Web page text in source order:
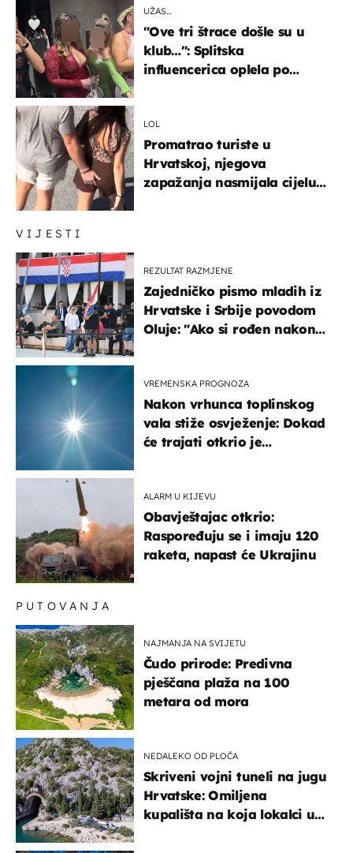
VIJESTI
REZULTAT RAZMJENE
Zajedničko pismo mladih iz
Hrvatske i Srbije povodom
Oluje: "Ako si rođen nakon
VREMENSKA PROGNOZA
Nakon vrhunca toplinskog
vala stiže osvježenje: Dokad
će trajati otkrio je
ALARM U KIJEVU
Obavještajac otkrio:
Raspoređuju se i imaju 120
raketa, napast će Ukrajinu
UŽAS…
"Ove tri štrace došle su u
klub…": Splitska
influencerica oplela po
LOL
Promatrao turiste u
Hrvatskoj, njegova
zapažanja nasmijala cijelu
PUTOVANJA
NAJMANJA NA SVIJETU
Čudo prirode: Predivna
pješčana plaža na 100
metara od mora
NEDALEKO OD PLOČA
Skriveni vojni tuneli na jugu
Hrvatske: Omiljena
kupališta na koja lokalci u